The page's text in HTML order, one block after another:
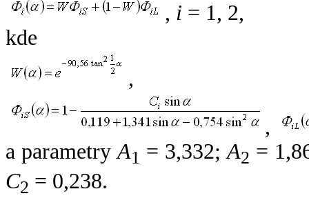
, i = 1, 2,
kde
,
,
a parametryA1 = 3,332;A2 =
C2 = 0,238.